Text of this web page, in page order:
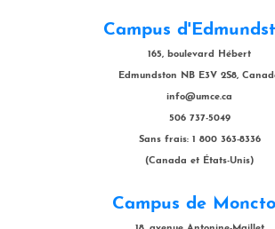
Campus
165, boulevard Hébert
Edmundston NB E3V 2S8,
info@umce.ca
506 737-5049
Sans frais: 1 800 363-8336
(Canada et États-Unis)
Campus de